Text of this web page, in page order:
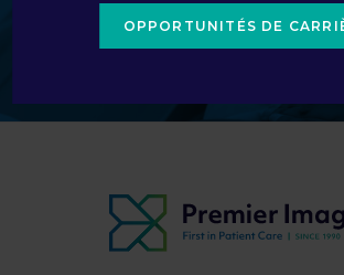
CONTACTEZ-NOUS
OPPORTUNITÉS DE